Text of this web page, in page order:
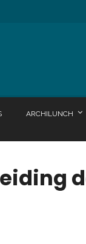
ARCHILUNCH